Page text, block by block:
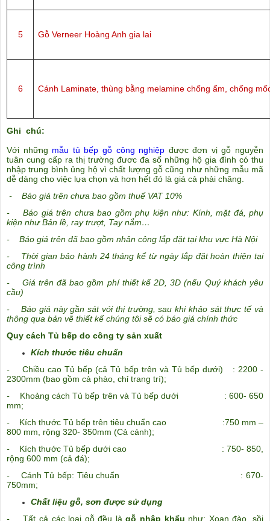
5 Gỗ Verneer Hoàng Anh gia lai
6 Cánh Laminate, thùng bằng melamine chống ẩm, chống
Ghi chú:
Với những mẫu tủ bếp gỗ công nghiệp được đơn vị gỗ nguyễn
tuân cung cấp ra thị trường đươc đa số những hộ gia đình có thu
nhập trung bình ủng hộ vì chất lượng gỗ cũng như những mẫu mã
dễ dàng cho việc lựa chọn và hơn hết đó là giá cả phải chăng.
- Báo giá trên chưa bao gồm thuế VAT 10%
- Báo giá trên chưa bao gồm phụ kiện như: Kính, mặt đá, phụ
kiện như Bản lề, ray trượt, Tay nắm…
- Báo giá trên đã bao gồm nhân công lắp đặt tại khu vực Hà Nội
- Thời gian bảo hành 24 tháng kể từ ngày lắp đặt hoàn thiện tại
công trình
- Giá trên đã bao gồm phí thiết kế 2D, 3D (nếu Quý khách yêu
cầu)
- Báo giá này gần sát với thị trường, sau khi khảo sát thực tế và
thông qua bản vẽ thiết kế chúng tôi sẽ có báo giá chính thức
Quy cách Tủ bếp do công ty sản xuất
Kích thước tiêu chuẩn
- Chiều cao Tủ bếp (cả Tủ bếp trên và Tủ bếp dưới) : 2200 -
2300mm (bao gồm cả phào, chỉ trang trí);
- Khoảng cách Tủ bếp trên và Tủ bếp dưới : 600- 650
mm;
- Kích thước Tủ bếp trên tiêu chuẩn cao :750 mm –
800 mm, rộng 320- 350mm (Cả cánh);
- Kích thước Tủ bếp dưới cao : 750- 850,
rộng 600 mm (cả đá);
- Cánh Tủ bếp: Tiêu chuẩn : 670-
750mm;
Chất liệu gỗ, sơn được sử dụng
- Tất cả các loại gỗ đều làgỗ nhập khẩu như: Xoan đào, sồi